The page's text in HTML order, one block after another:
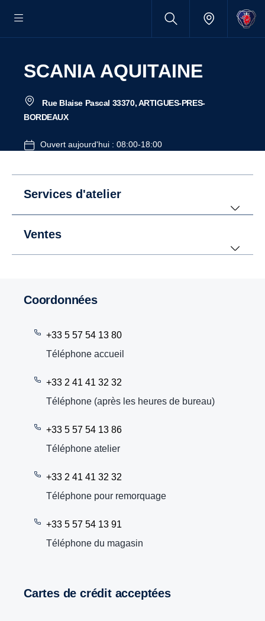
SCANIA AQUITAINE
Rue Blaise Pascal 33370, ARTIGUES-PRES-
BORDEAUX
Ouvert aujourd'hui : 08:00-18:00
Services d'atelier
Ventes
Coordonnées
+33 5 57 54 13 80
Téléphone accueil
+33 2 41 41 32 32
Téléphone (après les heures de bureau)
+33 5 57 54 13 86
Téléphone atelier
+33 2 41 41 32 32
Téléphone pour remorquage
+33 5 57 54 13 91
Téléphone du magasin
Cartes de crédit acceptées